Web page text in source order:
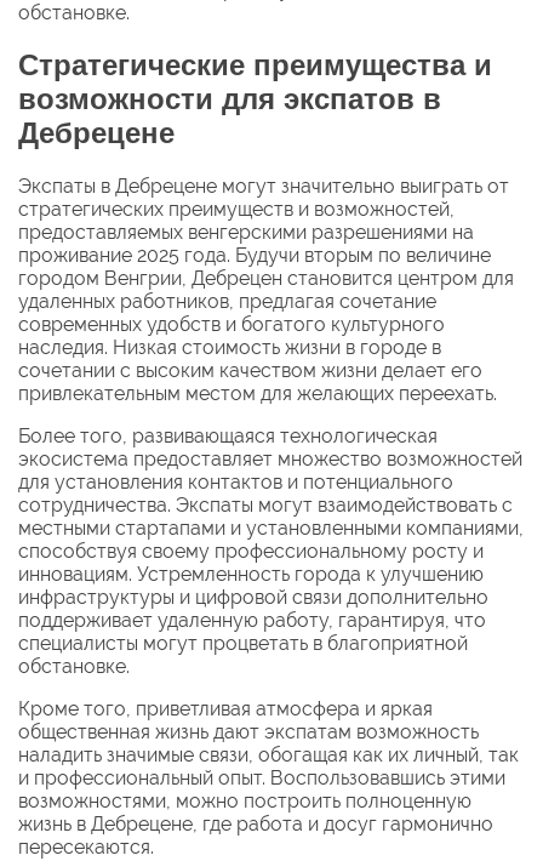
обстановке.
Стратегические преимущества и
возможности для экспатов в
Дебрецене
Экспаты в Дебрецене могут значительно выиграть от
стратегических преимуществ и возможностей,
предоставляемых венгерскими разрешениями на
проживание 2025 года. Будучи вторым по величине
городом Венгрии, Дебрецен становится центром для
удаленных работников, предлагая сочетание
современных удобств и богатого культурного
наследия. Низкая стоимость жизни в городе в
сочетании с высоким качеством жизни делает его
привлекательным местом для желающих переехать.
Более того, развивающаяся технологическая
экосистема предоставляет множество возможностей
для установления контактов и потенциального
сотрудничества. Экспаты могут взаимодействовать с
местными стартапами и установленными компаниями,
способствуя своему профессиональному росту и
инновациям. Устремленность города к улучшению
инфраструктуры и цифровой связи дополнительно
поддерживает удаленную работу, гарантируя, что
специалисты могут процветать в благоприятной
обстановке.
Кроме того, приветливая атмосфера и яркая
общественная жизнь дают экспатам возможность
наладить значимые связи, обогащая как их личный, так
и профессиональный опыт. Воспользовавшись этими
возможностями, можно построить полноценную
жизнь в Дебрецене, где работа и досуг гармонично
пересекаются.